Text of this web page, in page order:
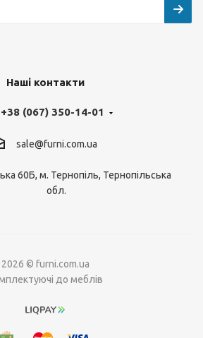
Наші контакти
+38 (067) 350-14-01
sale@furni.com.ua
60Б, м. Тернопіль, Тернопільська
обл.
2026 © furni.com.ua
до меблів